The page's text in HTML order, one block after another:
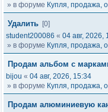
» в форуме Купля, продажа,
Удалить [0]
student200086 « 04 авг, 2026,
» в форуме Купля, продажа,
Продам альбом с
bijou « 04 авг, 2026, 15:34
» в форуме Купля, продажа,
Продам алюминиевую